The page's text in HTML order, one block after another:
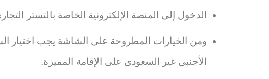
الدخول إلى المنصة الإلكترونية الخاصة بالتستر
ومن الخيارات المطروحة على الشاشة يجب اختيار
الأجنبي غير السعودي على الإقامة المميزة.